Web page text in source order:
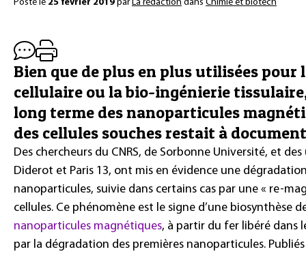
Posté le 25 février 2019 parLa rédaction dans Chimie et biotech
Bien que de plus en plus utilisées pour
cellulaire ou la bio-ingénierie
long terme des nanoparticules
des cellules souches restait à
Des chercheurs du CNRS, de Sorbonne Université, et
Diderot et Paris 13, ont mis en évidence une
nanoparticules, suivie dans certains cas par une « re-
cellules. Ce phénomène est le signe d’une biosynthèse
nanoparticules magnétiques, à partir du fer libéré dans
par la dégradation des premières nanoparticules. Publiés